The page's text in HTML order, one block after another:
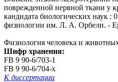
поврежденной нервной ткани у
кандидата биологических
физиологии им. Л. А. Орбели. -
Физиология человека и
Шифр хранения:
FB 9 90-6/703-1
FB 9 90-6/704-x
К диссертации